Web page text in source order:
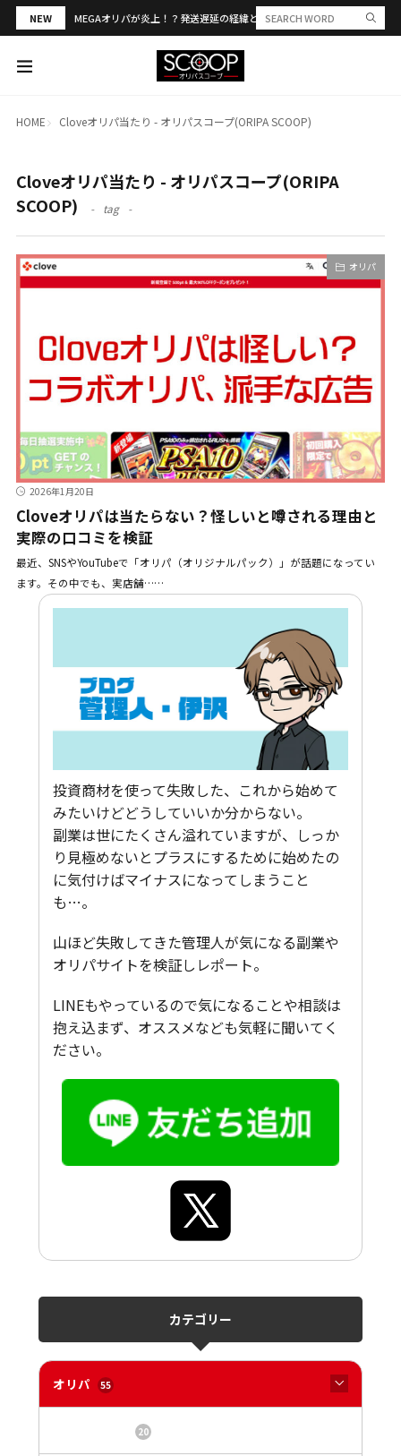
NEW MEGAオリパが炎上！？発送遅延の経緯と評判・当選報告を解説
HOME Cloveオリパ当たり - オリパスコープ(ORIPA SCOOP)
Cloveオリパ当たり - オリパスコープ(ORIPA
SCOOP)
tag
オリパ
2026年1月20日
Cloveオリパは当たらない？怪しいと噂される理由と
実際の口コミを検証
最近、SNSやYouTubeで「オリパ（オリジナルパック）」が話題になってい
ます。その中でも、実店舗……
投資商材を使って失敗した、これから始めて
みたいけどどうしていいか分からない。
副業は世にたくさん溢れていますが、しっか
り見極めないとプラスにするために始めたの
に気付けばマイナスになってしまうこと
も…。
山ほど失敗してきた管理人が気になる副業や
オリパサイトを検証しレポート。
LINEもやっているので気になることや相談は
抱え込まず、オススメなども気軽に聞いてく
ださい。
カテゴリー
オリパ 55
20